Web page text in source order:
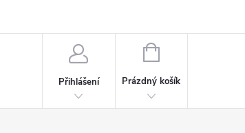
Přihlášení
NÁKUPNÍ
Prázdný košík